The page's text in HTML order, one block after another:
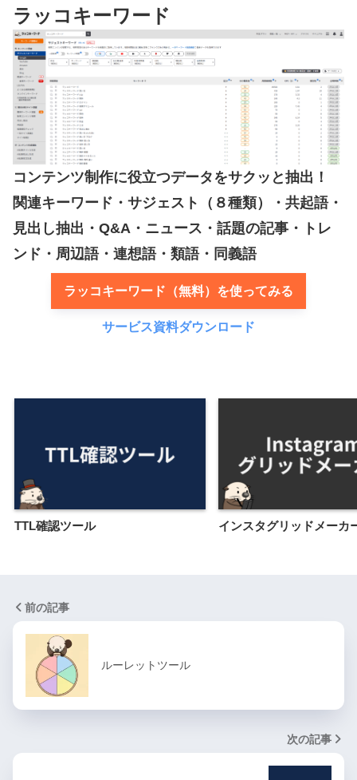
ラッコキーワード
コンテンツ制作に役立つデータをサクッと抽出！
関連キーワード・サジェスト（８種類）・共起語・
見出し抽出・Q&A・ニュース・話題の記事・トレ
ンド・周辺語・連想語・類語・同義語
ラッコキーワード（無料）を使ってみる
サービス資料ダウンロード
TTL確認ツール インスタグリッドメーカ
前の記事
ルーレットツール
次の記事